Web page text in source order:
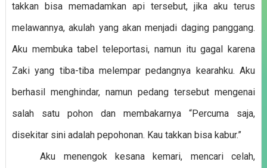
takkan bisa memadamkan api tersebut, jika aku terus
melawannya, akulah yang akan menjadi daging panggang.
Aku membuka tabel teleportasi, namun itu gagal karena
Zaki yang tiba-tiba melempar pedangnya kearahku. Aku
berhasil menghindar, namun pedang tersebut mengenai
salah satu pohon dan membakarnya “Percuma saja,
disekitar sini adalah pepohonan. Kau takkan bisa kabur.”
Aku menengok kesana kemari, mencari celah,